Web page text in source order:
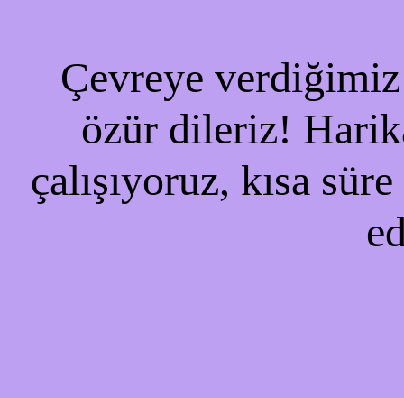
Çevreye verdiğimiz
özür dileriz!
çalışıyoruz, kısa